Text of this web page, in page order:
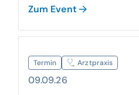
Zum Event
Termin Arztpraxis
09.09.26